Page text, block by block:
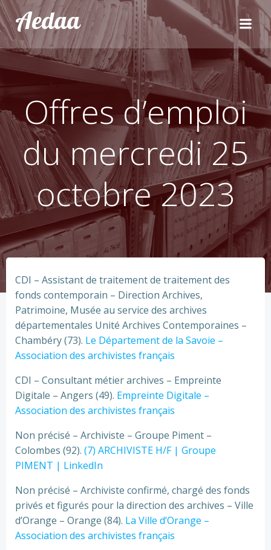
Aller
au
contenu
Aedaa
Offres d’emploi
du mercredi 25
octobre 2023
CDI – Assistant de traitement de traitement des
fonds contemporain – Direction Archives,
Patrimoine, Musée au service des archives
départementales Unité Archives Contemporaines –
Chambéry (73). Le Département de la Savoie –
Association des archivistes français
CDI – Consultant métier archives – Empreinte
Digitale – Angers (49). Empreinte Digitale –
Association des archivistes français
Non précisé – Archiviste – Groupe Piment –
Colombes (92). (7) ARCHIVISTE H/F | Groupe
PIMENT | LinkedIn
Non précisé – Archiviste confirmé, chargé des fonds
privés et figurés pour la direction des archives – Ville
d’Orange – Orange (84). La Ville d’Orange –
Association des archivistes français